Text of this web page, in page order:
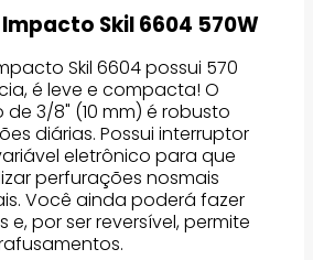
Skil 6604 570W
Skil 6604 possui 570
é leve e compacta! O
3/8" (10 mm) é robusto
diárias. Possui interruptor
eletrônico para que
perfurações nosmais
Você ainda poderá fazer
por ser reversível, permite